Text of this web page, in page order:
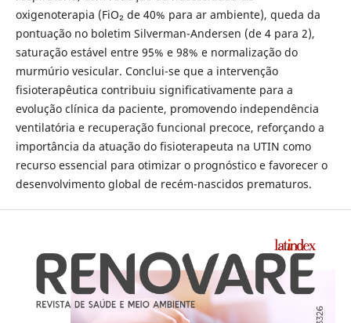
oxigenoterapia (FiO₂ de 40% para ar ambiente), queda da
pontuação no boletim Silverman-Andersen (de 4 para 2),
saturação estável entre 95% e 98% e normalização do
murmúrio vesicular. Conclui-se que a intervenção
fisioterapêutica contribuiu significativamente para a
evolução clínica da paciente, promovendo independência
ventilatória e recuperação funcional precoce, reforçando a
importância da atuação do fisioterapeuta na UTIN como
recurso essencial para otimizar o prognóstico e favorecer o
desenvolvimento global de recém-nascidos prematuros.